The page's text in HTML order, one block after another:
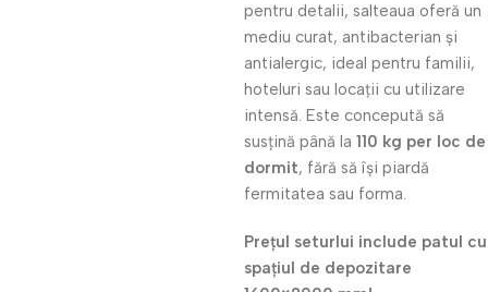
pentru detalii, salteaua oferă un
mediu curat, antibacterian și
antialergic, ideal pentru familii,
hoteluri sau locații cu utilizare
intensă. Este concepută să
susțină până la 110 kg per loc de
dormit, fără să își piardă
fermitatea sau forma.
Prețul seturlui include patul cu
spațiul de depozitare